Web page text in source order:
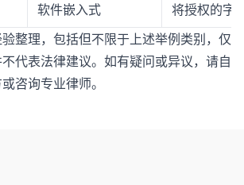
软件嵌入式
将授权的字
整理，包括但不限于上述举例类别，仅
代表法律建议。如有疑问或异议，请自
咨询专业律师。